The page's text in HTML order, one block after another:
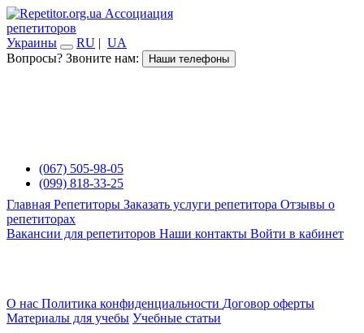
Ассоциация
репетиторов
Украины
RU | UA
Вопросы? Звоните нам:
Наши телефоны
(067) 505-98-05
(099) 818-33-25
Главная Репетиторы Заказать услуги репетитора Отзывы о
репетиторах
Вакансии для репетиторов Наши контакты Войти в кабинет
О нас Политика конфиденциальности Договор оферты
Материалы для учебы Учебные статьи